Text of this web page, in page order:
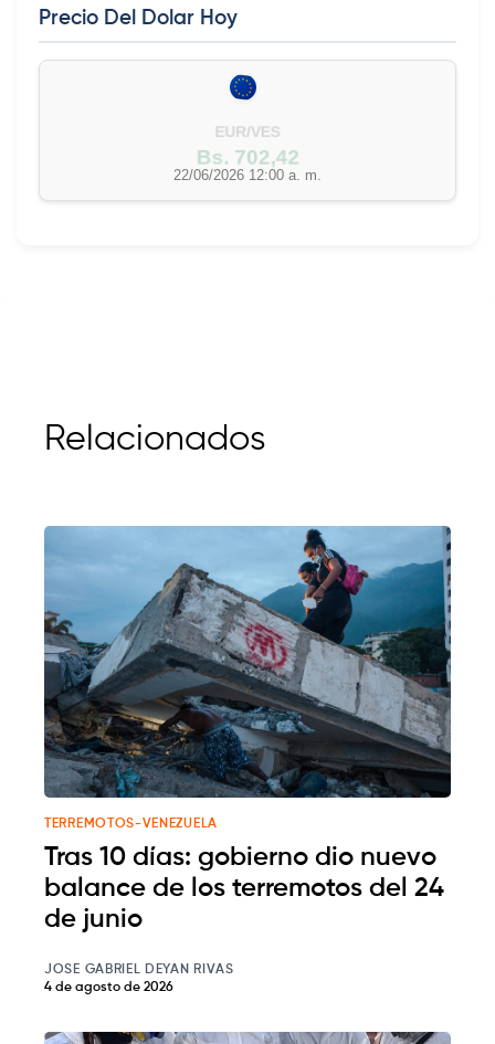
Precio Del Dolar Hoy
EUR/VES
Bs. 702,42
22/06/2026 12:00 a. m.
Relacionados
TERREMOTOS-VENEZUELA
Tras 10 días: gobierno dio nuevo
balance de los terremotos del 24
de junio
JOSE GABRIEL DEYAN RIVAS
4 de agosto de 2026